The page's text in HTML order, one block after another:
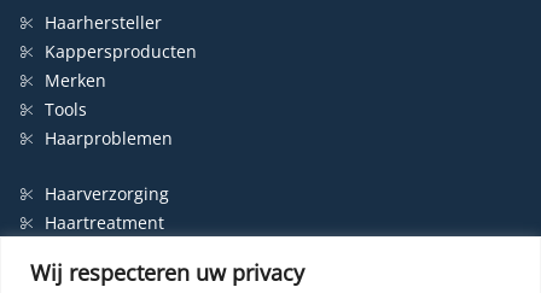
Wij respecteren uw privacy
Haarhersteller
Kappersproducten
Merken
Tools
Haarproblemen
Haarverzorging
Haartreatment
Styling